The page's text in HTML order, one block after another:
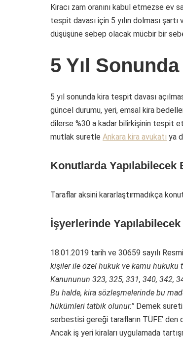
Kiracı zam oranını kabul etmezse ev
tespit davası için 5 yılın dolması
düşüşüne sebep olacak mücbir bir
5 Yıl
5 yıl sonunda kira tespit davası
güncel durumu, yeri, emsal kira
dilerse %30 a kadar bilirkişinin tespit
mutlak suretle Ankara kira avukatı ya
Konutlarda Yapılabilecek
Taraflar aksini kararlaştırmadıkça
İşyerlerinde
18.01.2019 tarih ve 30659 sayılı
kişiler ile özel hukuk ve kamu hukuku
Kanununun 323, 325, 331, 340, 342,
Bu halde, kira sözleşmelerinde bu
hükümleri tatbik olunur.” Demek sureti
serbestisi gereği tarafların TÜFE’ den
Ancak iş yeri kiraları uygulamada